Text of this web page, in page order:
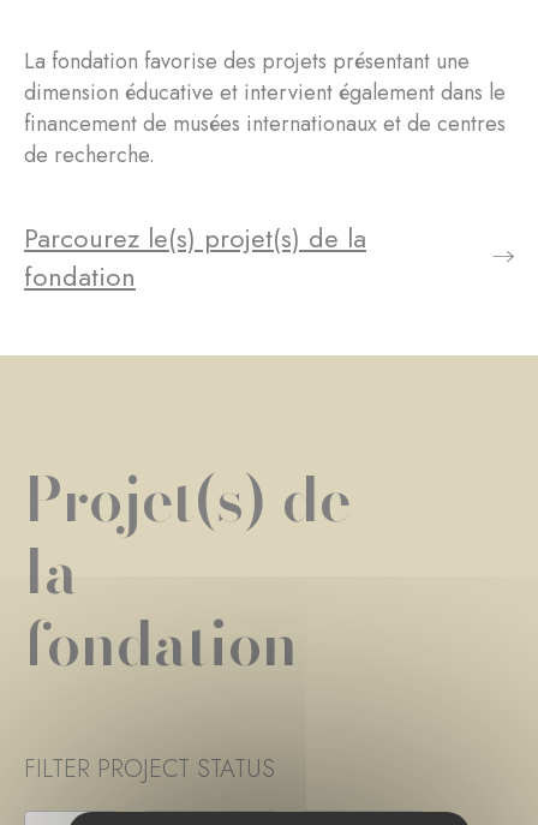
La fondation favorise des projets présentant une
dimension éducative et intervient également dans le
financement de musées internationaux et de centres
de recherche.
Parcourez le(s) projet(s) de la
fondation
Projet(s) de
la
fondation
FILTER PROJECT STATUS